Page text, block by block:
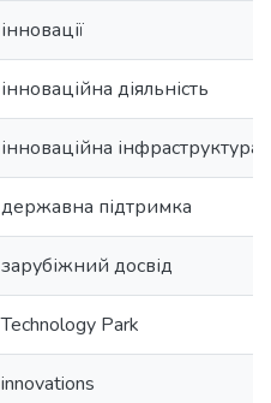
інновації
інноваційна діяльність
інноваційна інфраструктура
державна підтримка
зарубіжний досвід
Technology Park
innovations